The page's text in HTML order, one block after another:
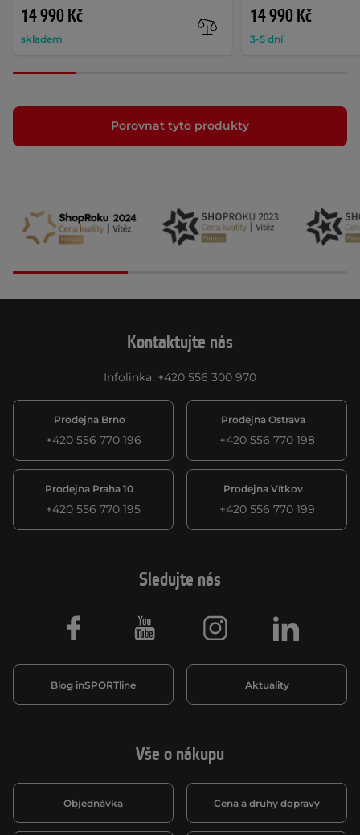
14 990 Kč
skladem
14 990 Kč
3-5 dní
Porovnat tyto produkty
Kontaktujte nás
Infolinka: +420 556 300 970
Prodejna Brno
+420 556 770 196
Prodejna Ostrava
+420 556 770 198
Prodejna Praha 10
+420 556 770 195
Prodejna Vítkov
+420 556 770 199
Vše o nákupu
Objednávka Cena a druhy dopravy
Sledujte nás
Blog inSPORTline Aktuality
Facebook Youtube Instagram LinkedIn